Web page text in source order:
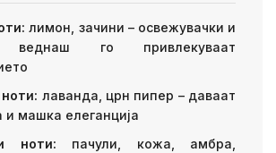
лимон, зачини – освежувачки и
веднаш го привлекуваат
лаванда, црн пипер – даваат
и машка елеганција
ноти: пачули, кожа, амбра,